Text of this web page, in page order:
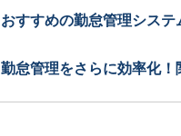
おすすめの勤怠管理システ
勤怠管理をさらに効率化！